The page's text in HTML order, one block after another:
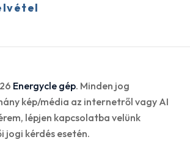
Energycle gép. Minden jog
kép/média az internetről vagy AI
lépjen kapcsolatba velünk
jogi kérdés esetén.